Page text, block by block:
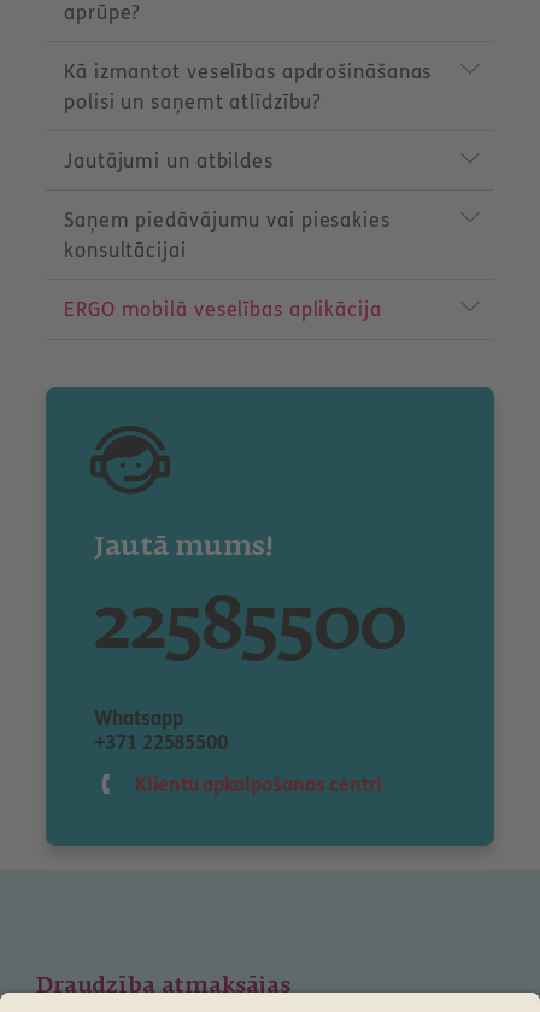
aprūpe?
Kā izmantot veselības apdrošināšanas
polisi un saņemt atlīdzību?
Jautājumi un atbildes
Saņem piedāvājumu vai piesakies
konsultācijai
ERGO mobilā veselības aplikācija
Jautā mums!
22585500
Whatsapp
+371 22585500
Klientu apkalpošanas centri
Draudzība atmaksājas